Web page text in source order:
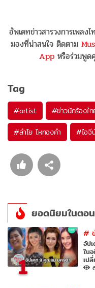
อัพเดทข่าวสารวงการเพล
มองที่น่าสนใจ ติดตาม
App หรือร่วมพูด
Tag
#artist #ข่าวนักร้องไ
#ลำไย ไหทองคำ #ไอจี
ยอดนิยมในตอ
1
#
อัป
ใน
เป